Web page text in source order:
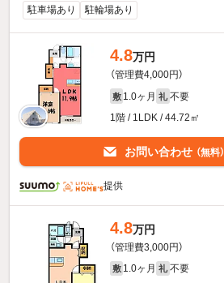
駐車場あり 駐輪場あり
4.8万円
（管理費4,000円）
敷 1.0ヶ月 礼 不要
1階 / 1LDK / 44.72㎡
お問い合わせ （無料）
提供
4.8万円
（管理費3,000円）
敷 1.0ヶ月 礼 不要